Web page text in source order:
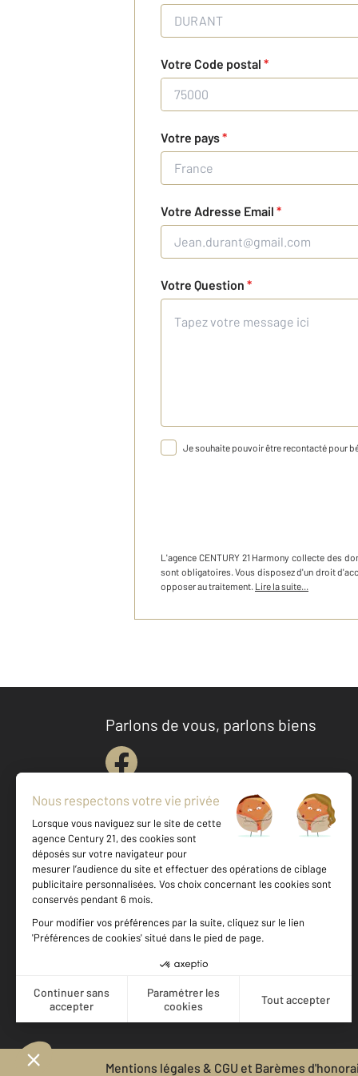
Votre Code postal *
Votre pays*
Votre Adresse Email *
Votre Question *
Je souhaite pouvoir être recontacté pour
L'agence CENTURY 21 Harmony collecte des
sont obligatoires. Vous disposez d'un droit
opposer au traitement. Lire la suite...
Parlons de vous, parlons biens
Votre agence est notée
Achat
Location
Mentions légales & CGU et Barèmes